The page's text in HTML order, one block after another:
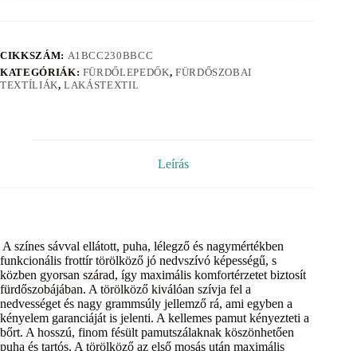
CIKKSZÁM: A1BCC230BBCC
KATEGÓRIÁK: FÜRDŐLEPEDŐK, FÜRDŐSZOBAI
TEXTÍLIÁK,LAKÁSTEXTIL
Leírás
A színes sávval ellátott, puha, lélegző és nagymértékben
funkcionális frottír törölköző jó nedvszívó képességű, s
közben gyorsan szárad, így maximális komfortérzetet biztosít
fürdőszobájában. A törölköző kiválóan szívja fel a
nedvességet és nagy grammsúly jellemző rá, ami egyben a
kényelem garanciáját is jelenti. A kellemes pamut kényezteti a
bőrt. A hosszú, finom fésült pamutszálaknak köszönhetően
puha és tartós. A törölköző az első mosás után maximális